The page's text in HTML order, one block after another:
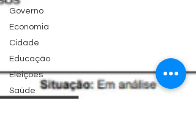
Governo
Economia
Cidade
Educação
Eleições
Saúde